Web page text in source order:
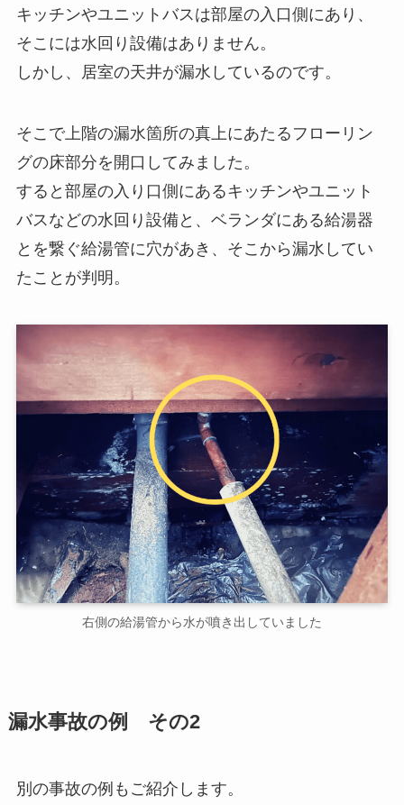
キッチンやユニットバスは部屋の入口側にあり、
そこには水回り設備はありません。
しかし、居室の天井が漏水しているのです。
そこで上階の漏水箇所の真上にあたるフローリン
グの床部分を開口してみました。
すると部屋の入り口側にあるキッチンやユニット
バスなどの水回り設備と、ベランダにある給湯器
とを繋ぐ給湯管に穴があき、そこから漏水してい
たことが判明。
右側の給湯管から水が噴き出していました
漏水事故の例 その2
別の事故の例もご紹介します。